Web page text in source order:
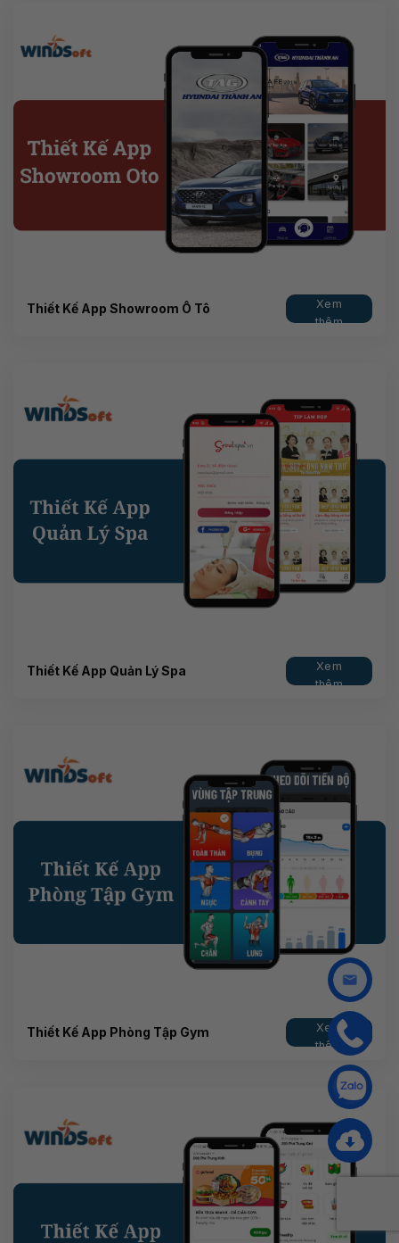
Thiết Kế App Showroom Ô Tô
Xem
thêm
Thiết Kế App Quản Lý Spa
Xem
thêm
Thiết Kế App Phòng Tập Gym
Xem
thêm